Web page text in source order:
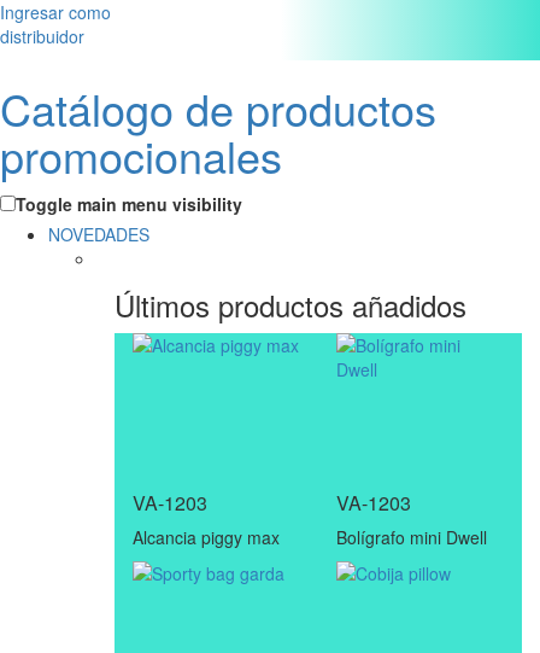
Ingresar como
distribuidor
Catálogo de productos
promocionales
Toggle main menu visibility
NOVEDADES
Últimos productos añadidos
VA-1203
Alcancia piggy max
VA-1203
Bolígrafo mini Dwell